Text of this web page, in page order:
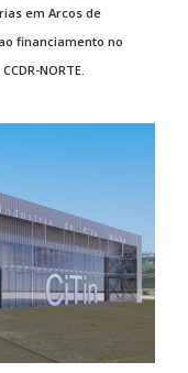
em Arcos de
financiamento no
NORTE.